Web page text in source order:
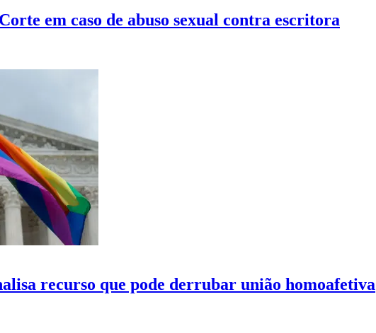
em caso de abuso sexual contra escritora
recurso que pode derrubar união homoafetiva